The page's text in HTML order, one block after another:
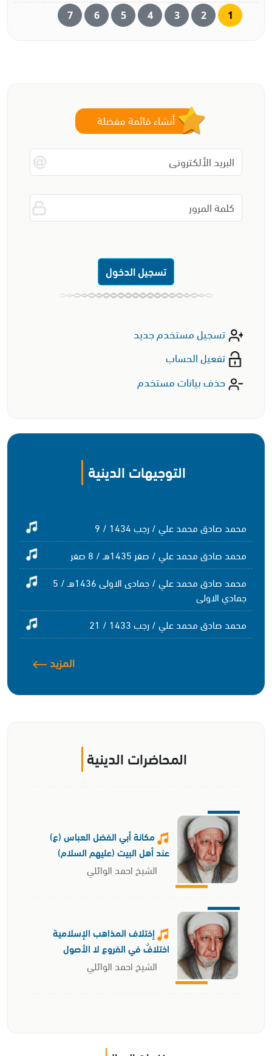
1
2
3
4
5
6
7
أنشاء قائمة مفضلة
تسجيل الدخول
تسجيل مستخدم جديد
تفعيل الحساب
حذف بيانات مستخدم
التوجيهات الدينية
محمد صادق محمد علي / رجب 1434 / 9
محمد صادق محمد علي / صفر 1435هـ / 8 صفر
محمد صادق محمد علي / جمادى الاولى 1436هـ / 5
جمادي الاولى
محمد صادق محمد علي / رجب 1433 / 21
المزيد
المحاضرات الدينية
مكانة أبي الفضل العباس (ع)
عند أهل البيت (عليهم السلام)
الشيخ احمد الوائلي
إختلاف المذاهب الإسلامية
اختلافٌ في الفروع لا الأصول
الشيخ احمد الوائلي